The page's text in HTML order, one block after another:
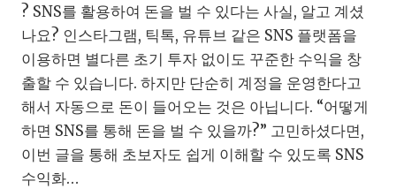
–
지
금
시
작
해
야
하
는
? SNS를 활용하여 돈을 벌 수 있다는 사실, 알고 계셨
나요? 인스타그램, 틱톡, 유튜브 같은 SNS 플랫폼을
이용하면 별다른 초기 투자 없이도 꾸준한 수익을 창
출할 수 있습니다. 하지만 단순히 계정을 운영한다고
해서 자동으로 돈이 들어오는 것은 아닙니다. “어떻게
하면 SNS를 통해 돈을 벌 수 있을까?” 고민하셨다면,
이번 글을 통해 초보자도 쉽게 이해할 수 있도록 SNS
수익화…